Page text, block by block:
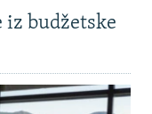
budžetske